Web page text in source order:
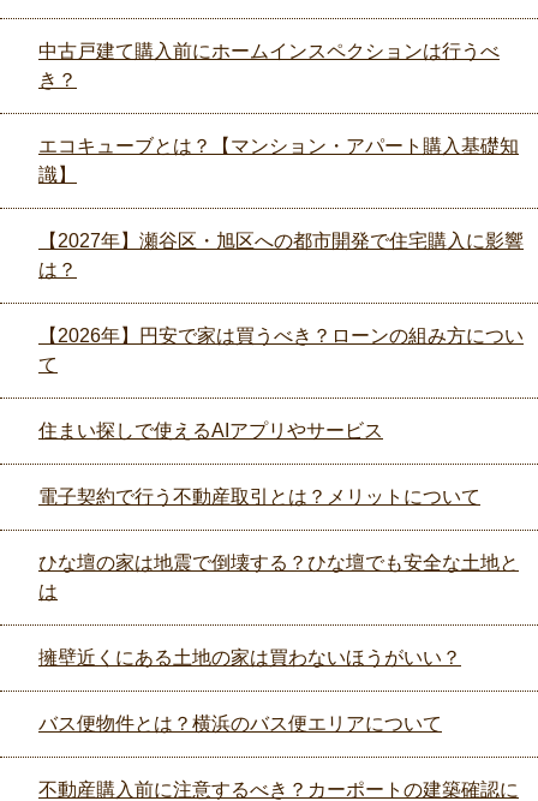
中古戸建て購入前にホームインスペクションは行うべ
き？
エコキューブとは？【マンション・アパート購入基礎知
識】
【2027年】瀬谷区・旭区への都市開発で住宅購入に影響
は？
【2026年】円安で家は買うべき？ローンの組み方につい
て
住まい探しで使えるAIアプリやサービス
電子契約で行う不動産取引とは？メリットについて
ひな壇の家は地震で倒壊する？ひな壇でも安全な土地と
は
擁壁近くにある土地の家は買わないほうがいい？
バス便物件とは？横浜のバス便エリアについて
不動産購入前に注意するべき？カーポートの建築確認に